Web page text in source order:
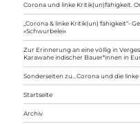
Corona und linke Kritik(un)fähigkeit.
„Corona & linke Kritik(un) fähigkeit“-
»Schwurbelei«
Zur Erinnerung an eine völlig in
Karawane indischer Bauer*innen in
Sonderseiten zu…Corona und die
Startseite
Archiv